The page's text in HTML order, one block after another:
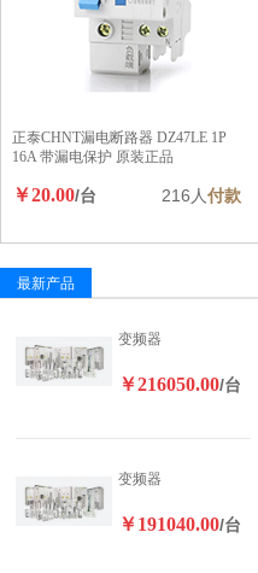
正泰CHNT漏电断路器 DZ47LE 1P
16A 带漏电保护 原装正品
￥20.00/台 216人付款
最新产品
变频器
￥216050.00/台
变频器
￥191040.00/台